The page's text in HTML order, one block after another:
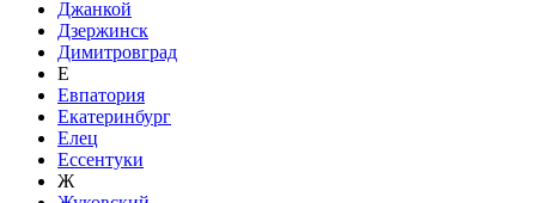
Джанкой
Дзержинск
Димитровград
Е
Евпатория
Екатеринбург
Елец
Ессентуки
Ж